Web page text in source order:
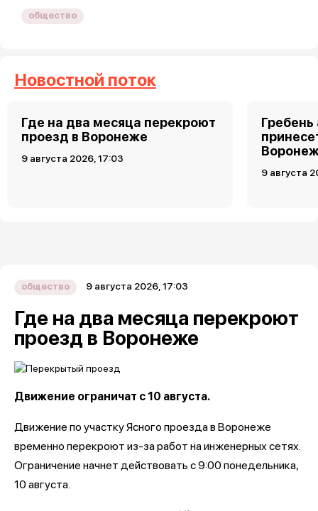
общество
Новостной поток
Где на два месяца перекроют
проезд в Воронеже
9 августа 2026, 17:03
9 августа
общество 9 августа 2026, 17:03
Где на два месяца перекроют
проезд в Воронеже
Движение ограничат с 10 августа.
Движение по участку Ясного проезда в Воронеже
временно перекроют из-за работ на инженерных сетях.
Ограничение начнет действовать с 9:00 понедельника,
10 августа.